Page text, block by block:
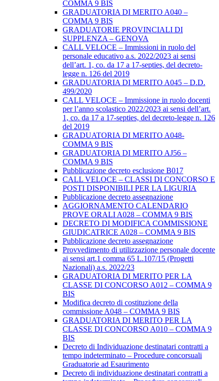
COMMA 9 BIS
GRADUATORIA DI MERITO A040 –
COMMA 9 BIS
GRADUATORIE PROVINCIALI DI
SUPPLENZA – GENOVA
CALL VELOCE – Immissioni in ruolo del
personale educativo a.s. 2022/2023 ai sensi
dell’art. 1, co. da 17 a 17-septies, del decreto-
legge n. 126 del 2019
GRADUATORIA DI MERITO A045 – D.D.
499/2020
CALL VELOCE – Immissione in ruolo docenti
per l’anno scolastico 2022/2023 ai sensi dell’art.
1, co. da 17 a 17-septies, del decreto-legge n. 126
del 2019
GRADUATORIA DI MERITO A048-
COMMA 9 BIS
GRADUATORIA DI MERITO AJ56 –
COMMA 9 BIS
Pubblicazione decreto esclusione B017
CALL VELOCE – CLASSI DI CONCORSO E
POSTI DISPONIBILI PER LA LIGURIA
Pubblicazione decreto assegnazione
AGGIORNAMENTO CALENDARIO
PROVE ORALI A028 – COMMA 9 BIS
DECRETO DI MODIFICA COMMISSIONE
GIUDICATRICE A028 – COMMA 9 BIS
Pubblicazione decreto assegnazione
Provvedimento di utilizzazione personale docente
ai sensi art.1 comma 65 L.107/15 (Progetti
Nazionali) a.s. 2022/23
GRADUATORIA DI MERITO PER LA
CLASSE DI CONCORSO A012 – COMMA 9
BIS
Modifica decreto di costituzione della
commissione A048 – COMMA 9 BIS
GRADUATORIA DI MERITO PER LA
CLASSE DI CONCORSO A010 – COMMA 9
BIS
Decreto di Individuazione destinatari contratti a
tempo indeterminato – Procedure concorsuali
Graduatorie ad Esaurimento
Decreto di individuazione destinatari contratti a